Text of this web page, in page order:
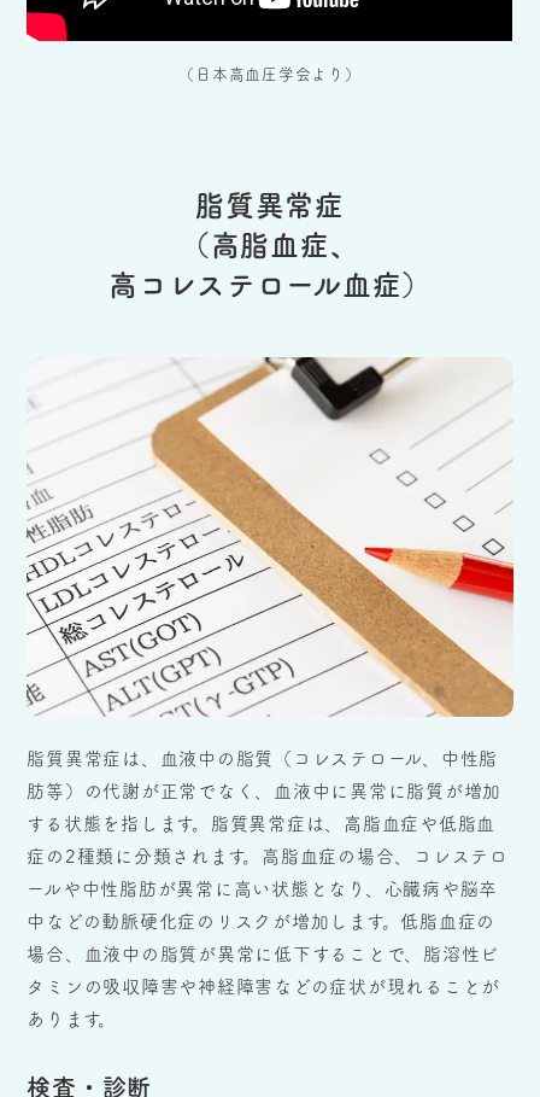
（日本高血圧学会より）
脂質異常症
（高脂血症、
高コレステロール血症）
脂質異常症は、血液中の脂質（コレステロール、中性脂
肪等）の代謝が正常でなく、血液中に異常に脂質が増加
する状態を指します。脂質異常症は、高脂血症や低脂血
症の2種類に分類されます。高脂血症の場合、コレステロ
ールや中性脂肪が異常に高い状態となり、心臓病や脳卒
中などの動脈硬化症のリスクが増加します。低脂血症の
場合、血液中の脂質が異常に低下することで、脂溶性ビ
タミンの吸収障害や神経障害などの症状が現れることが
あります。
検査・診断